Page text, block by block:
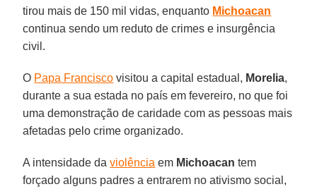
tirou mais de 150 mil vidas, enquanto Michoacan
continua sendo um reduto de crimes e insurgência
civil.
O Papa Francisco visitou a capital estadual, Morelia,
durante a sua estada no país em fevereiro, no que foi
uma demonstração de caridade com as pessoas mais
afetadas pelo crime organizado.
A intensidade daviolência em Michoacan tem
forçado alguns padres a entrarem no ativismo social,